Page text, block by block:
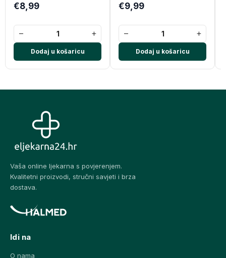
€8,99
− +
Dodaj u košaricu
€9,99
− +
Dodaj u košaricu
Vaša online ljekarna s povjerenjem.
Kvalitetni proizvodi, stručni savjeti i brza
dostava.
Idi na
O nama